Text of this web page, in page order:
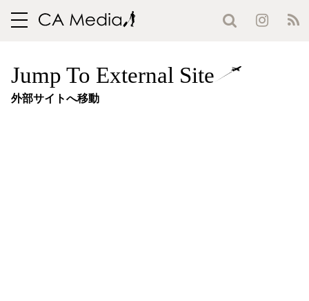
toggle
Jump To External Site
外部サイトへ移動